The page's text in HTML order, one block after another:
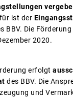
ist der
BBV. Die
2020.
erfolgt
des BBV. Die
und